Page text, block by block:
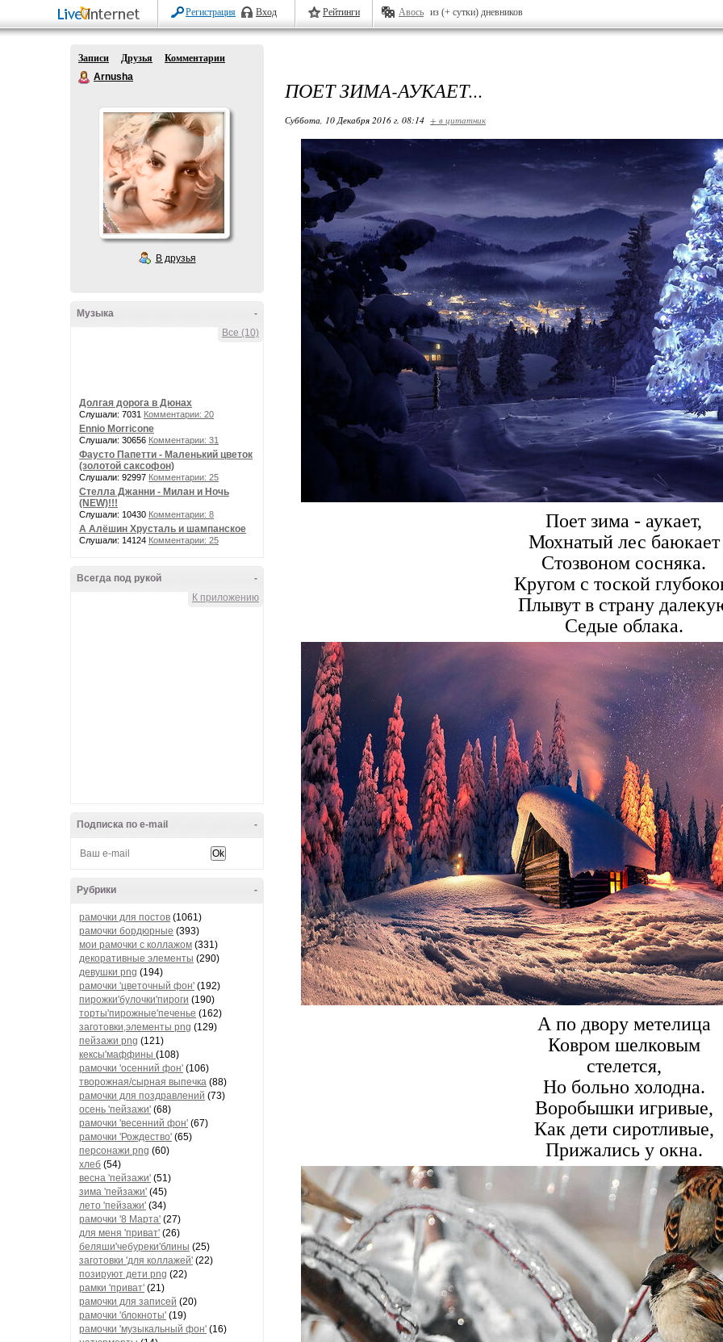
Регистрация Вход Рейтинги Авось из (+ сутки) дневников
Записи Друзья
Комментарии
Arnusha
В друзья
-
Музыка
Все (10)
Долгая дорога в Дюнах
Слушали: 7031 Комментарии: 20
Ennio Morricone
Слушали: 30656 Комментарии: 31
Фаусто Папетти - Маленький цветок
(золотой саксофон)
Слушали: 92997 Комментарии: 25
Стелла Джанни - Милан и Ночь
(NEW)!!!
Слушали: 10430 Комментарии: 8
А Алёшин Хрусталь и шампанское
Слушали: 14124 Комментарии: 25
-
Всегда под рукой
К приложению
-
Подписка по e-mail
-
Рубрики
рамочки для постов (1061)
рамочки бордюрные (393)
мои рамочки с коллажом (331)
декоративные элементы (290)
девушки png (194)
рамочки 'цветочный фон' (192)
пирожки'булочки'пироги (190)
торты'пирожные'печенье (162)
заготовки,элементы png (129)
пейзажи png (121)
кексы'маффины (108)
рамочки 'осенний фон' (106)
творожная/сырная выпечка (88)
рамочки для поздравлений (73)
осень 'пейзажи' (68)
рамочки 'весенний фон' (67)
рамочки 'Рождество' (65)
персонажи png (60)
хлеб (54)
весна 'пейзажи' (51)
зима 'пейзажи' (45)
лето 'пейзажи' (34)
рамочки '8 Марта' (27)
для меня 'приват' (26)
беляши'чебуреки'блины (25)
заготовки 'для коллажей' (22)
позируют дети png (22)
рамки 'приват' (21)
рамочки для записей (20)
рамочки 'блокноты' (19)
рамочки 'музыкальный фон' (16)
ПОЕТ ЗИМА-АУКАЕТ...
Суббота, 10 Декабря 2016 г. 08:14 + в цитатник
Поет зима - аукает,
Мохнатый лес баюкает
Стозвоном сосняка.
Кругом с тоской
Плывут в страну
Седые облака.
А по двору метелица
Ковром шелковым
стелется,
Но больно холодна.
Воробышки игривые,
Как дети сиротливые,
Прижались у окна.